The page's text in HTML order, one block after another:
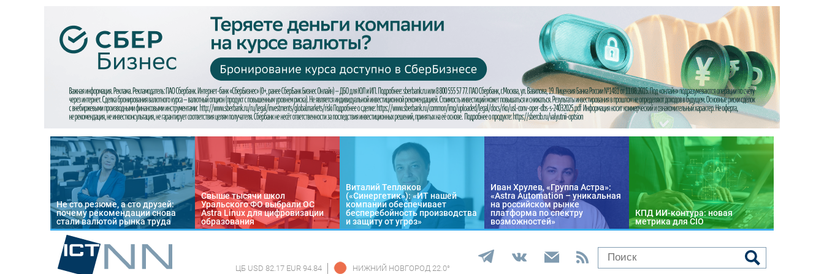
Не сто резюме, а сто друзей:
почему рекомендации снова
стали валютой рынка труда
Свыше тысячи школ
Уральского ФО выбрали ОС
Astra Linux для цифровизации
образования
Виталий Тепляков
(«Синергетик»): «ИТ нашей
компании обеспечивает
бесперебойность производства
и защиту от угроз»
Иван Хрулев, «Группа Астра»:
«Astra Automation – уникальная
на российском рынке
платформа по спектру
возможностей»
КПД ИИ-контура: новая
метрика для CIO
ЦБ USD 82.17 EUR 94.84 НИЖНИЙ НОВГОРОД 22.0°